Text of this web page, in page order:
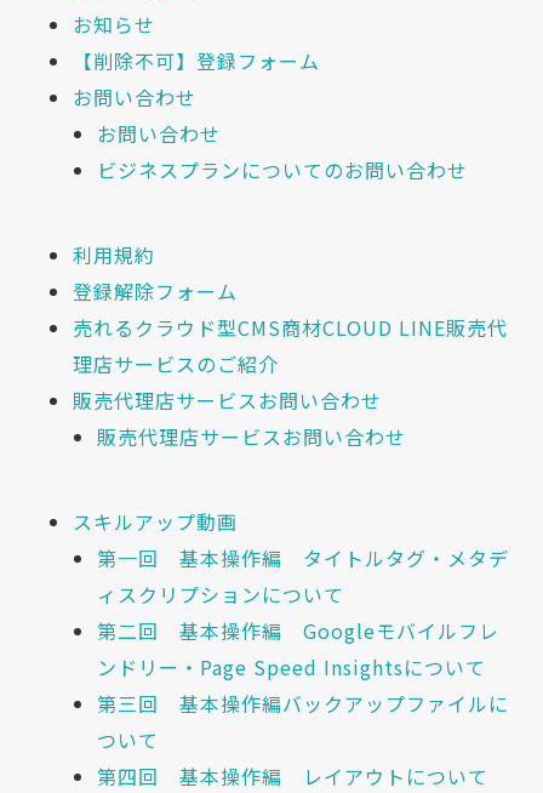
お知らせ
【削除不可】登録フォーム
お問い合わせ
お問い合わせ
ビジネスプランについてのお問い合わせ
利用規約
登録解除フォーム
売れるクラウド型CMS商材CLOUD LINE販売代
理店サービスのご紹介
販売代理店サービスお問い合わせ
販売代理店サービスお問い合わせ
スキルアップ動画
第一回 基本操作編 タイトルタグ・メタデ
ィスクリプションについて
第二回 基本操作編 Googleモバイルフレ
ンドリー・Page Speed Insightsについて
第三回 基本操作編バックアップファイルに
ついて
第四回 基本操作編 レイアウトについて